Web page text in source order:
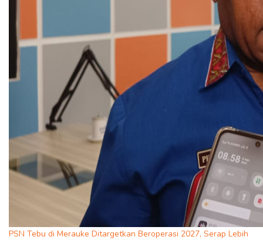
PSN Tebu di Merauke Ditargetkan Beroperasi 2027, Serap Lebih